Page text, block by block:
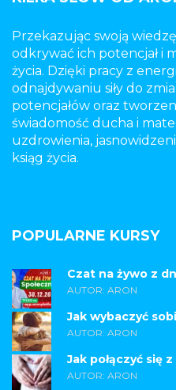
Przekazując swoją
odkrywać ich potencjał i
życia. Dzięki pracy z
odnajdywaniu siły do
potencjałów oraz
świadomość ducha i
uzdrowienia,
ksiąg życia.
POPULARNE KURSY
Czat na żywo z
AUTOR: ARON
Jak wybaczyć
AUTOR: ARON
Jak połączyć się
AUTOR: ARON